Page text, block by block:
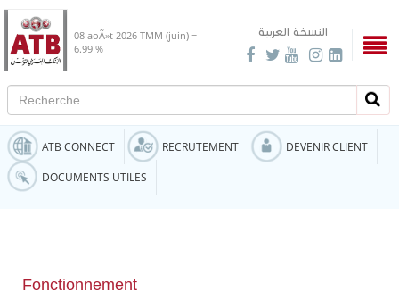
النسخة العربية 08 aoÃ»t 2026 TMM (juin) =
6.99 %
Recherche
ATB CONNECT RECRUTEMENT
DEVENIR CLIENT
DOCUMENTS UTILES
Fonctionnement